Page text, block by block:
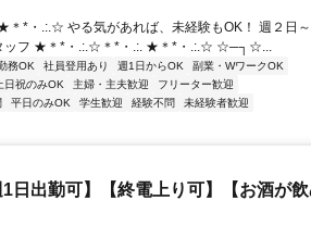
*・.:.☆ やる気があれば、未経験もOK！ 週２日～
タッフ ★＊*・.:.☆＊*・.:. ★＊*・.:.☆ ☆─┐☆...
務OK 社員登用あり 週1日からOK
副業・WワークOK
日祝のみOK 主婦・主夫歓迎
フリーター歓迎
平日のみOK 学生歓迎 経験不問
未経験者歓迎
日出勤可】【終電上り可】【お酒が